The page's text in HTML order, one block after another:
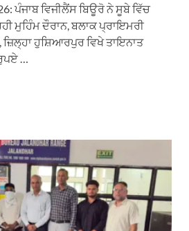
ਪੰਜਾਬ ਵਿਜੀਲੈਂਸ ਬਿਊਰੋ ਨੇ ਸੂਬੇ ਵਿੱਚ
ਮੁਹਿੰਮ ਦੌਰਾਨ, ਬਲਾਕ ਪ੍ਰਾਇਮਰੀ
ਹੁਸ਼ਿਆਰਪੁਰ ਵਿਖੇ ਤਾਇਨਾਤ
…